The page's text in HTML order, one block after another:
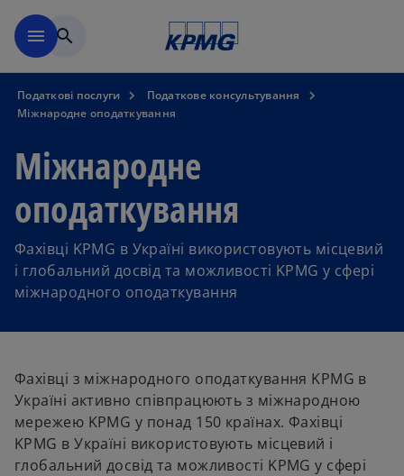
menu search
Податкові послуги
Податкове консультування
Міжнародне оподаткування
Міжнародне
оподаткування
Фахівці KPMG в Україні використовують місцевий
і глобальний досвід та можливості KPMG у сфері
міжнародного оподаткування
Фахівці з міжнародного оподаткування KPMG в
Україні активно співпрацюють з міжнародною
мережею KPMG у понад 150 країнах. Фахівці
KPMG в Україні використовують місцевий і
глобальний досвід та можливості KPMG у сфері